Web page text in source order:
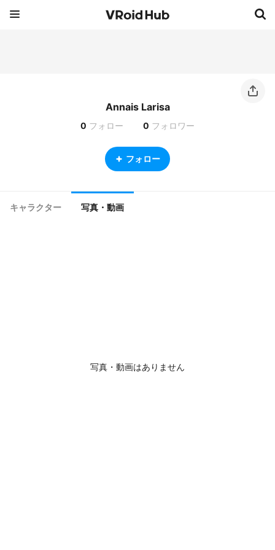
Annais Larisa
0 フォロー 0 フォロワー
フォロー
キャラクター 写真・動画
写真・動画はありません